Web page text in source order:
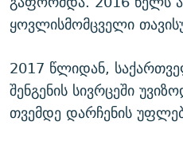
ყოვლისმომცველი
2017 წლიდან,
შენგენის სივრცეში
თვემდე დარჩენის